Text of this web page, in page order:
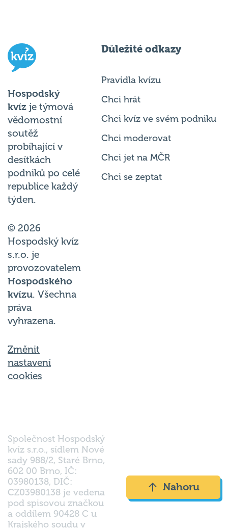
Hospodský
kvíz je týmová
vědomostní
soutěž
probíhající v
desítkách
podniků po celé
republice každý
týden.
© 2026
Hospodský kvíz
s.r.o. je
provozovatelem
Hospodského
kvízu. Všechna
práva
vyhrazena.
Změnit
nastavení
cookies
Důležité odkazy
Pravidla kvízu
Chci hrát
Chci kvíz ve svém podniku
Chci moderovat
Chci jet na MČR
Chci se zeptat
Společnost Hospodský
kvíz s.r.o., sídlem Nové
sady 988/2, Staré Brno,
602 00 Brno, IČ:
03980138, DIČ:
CZ03980138 je vedena
pod spisovou značkou
a oddílem 90428 C u
Krajského soudu v
Nahoru